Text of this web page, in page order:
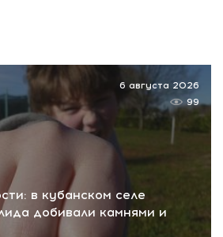
в кубанском селе
добивали камнями и
6 августа 2026
99